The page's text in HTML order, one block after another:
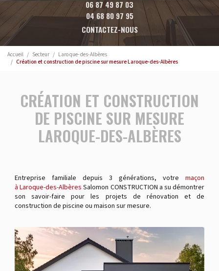
06 87 49 87 03
04 68 80 97 95
CONTACTEZ-NOUS
Accueil Secteur
Laroque-des-Albères
Création et construction de piscine sur mesure Laroque-des-Albères
CRÉATION ET CONSTRUCTION
DE PISCINE SUR MESURE
LAROQUE-DES-ALBÈRES
Entreprise familiale depuis 3 générations, votre maçon
à Laroque-des-Albères Salomon CONSTRUCTION a su démontrer
son savoir-faire pour les projets de rénovation et de
construction de piscine ou maison sur mesure.